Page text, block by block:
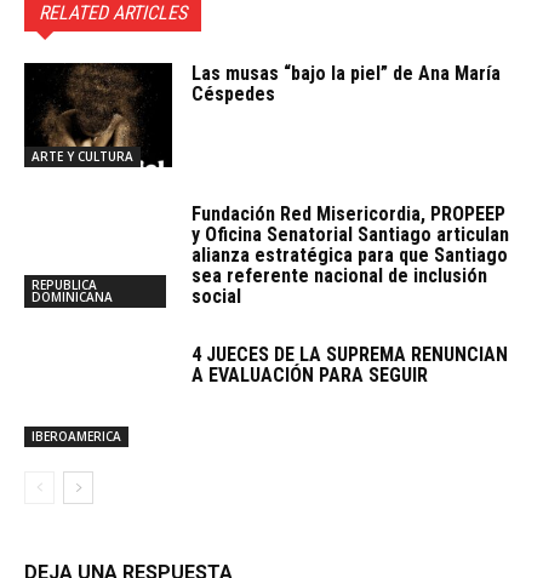
RELATED ARTICLES
ARTE Y CULTURA
Las musas “bajo la piel” de Ana María
Céspedes
REPUBLICA
DOMINICANA
Fundación Red Misericordia, PROPEEP
y Oficina Senatorial Santiago articulan
alianza estratégica para que Santiago
sea referente nacional de inclusión
social
IBEROAMERICA
4 JUECES DE LA SUPREMA RENUNCIAN
A EVALUACIÓN PARA SEGUIR
DEJA UNA RESPUESTA